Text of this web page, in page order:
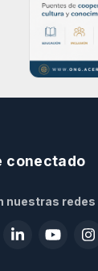
conectado
nuestras redes